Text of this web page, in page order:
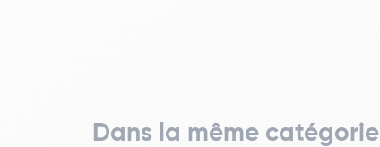
Dans la même catégorie